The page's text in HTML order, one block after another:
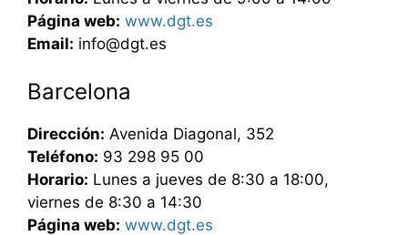
Página web: www.dgt.es
Email: info@dgt.es
Barcelona
Dirección: Avenida Diagonal, 352
Teléfono: 93 298 95 00
Horario: Lunes a jueves de 8:30 a 18:00,
viernes de 8:30 a 14:30
Página web: www.dgt.es